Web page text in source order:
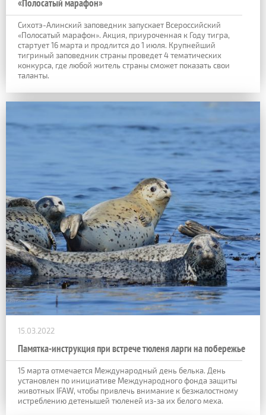
«Полосатый марафон»
Сихотэ-Алинский заповедник запускает Всероссийский
«Полосатый марафон». Акция, приуроченная к Году тигра,
стартует 16 марта и продлится до 1 июля. Крупнейший
тигриный заповедник страны проведет 4 тематических
конкурса, где любой житель страны сможет показать свои
таланты.
15.03.2022
Памятка-инструкция при встрече тюленя ларги на побережье
15 марта отмечается Международный день белька. День
установлен по инициативе Международного фонда защиты
животных IFAW, чтобы привлечь внимание к безжалостному
истреблению детенышей тюленей из-за их белого меха.